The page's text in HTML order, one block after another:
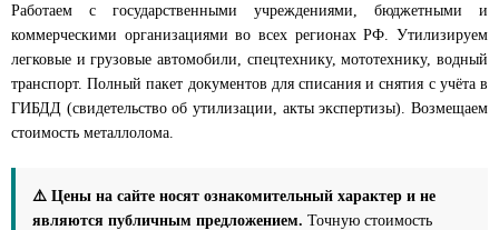
Работаем с государственными учреждениями, бюджетными и
коммерческими организациями во всех регионах РФ. Утилизируем
легковые и грузовые автомобили, спецтехнику, мототехнику, водный
транспорт. Полный пакет документов для списания и снятия с учёта в
ГИБДД (свидетельство об утилизации, акты экспертизы). Возмещаем
стоимость металлолома.
⚠️ Цены на сайте носят ознакомительный характер и не
являются публичным предложением. Точную стоимость